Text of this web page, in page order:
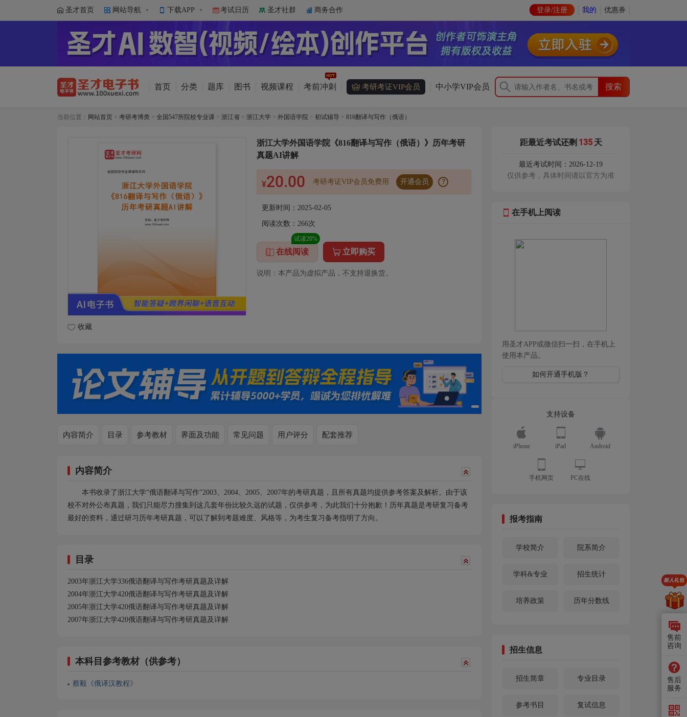
圣才首页 网站导航 下载APP 考试日历 圣才社群 商务合作 登录/注册 我的 优惠券
首页 分类 题库 图书 视频课程 考前冲刺 考研考证VIP会员 中小学VIP会员
当前位置： 网站首页 > 考研考博类 > 全国547所院校专业课 > 浙江省 > 浙江大学 > 外国语学院 > 初试辅导 > 816翻译与写作（俄语）
收藏
浙江大学外国语学院《816翻译与写作（俄语）》历年考研
真题AI讲解
¥20.00 考研考证VIP会员免费用 开通会员 ?
更新时间：2025-02-05
阅读次数： 266次
在线阅读
试读20%
立即购买
说明：本产品为虚拟产品，不支持退换货。
内容简介 目录 参考教材 界面及功能 常见问题 用户评分 配套推荐
内容简介
本书收录了浙江大学“俄语翻译与写作”2003、2004、2005、2007年的考研真题，且所有真题均提供参考答案及解析。由于该
校不对外公布真题，我们只能尽力搜集到这几套年份比较久远的试题，仅供参考，为此我们十分抱歉！历年真题是考研复习备考
最好的资料，通过研习历年考研真题，可以了解到考题难度、风格等，为考生复习备考指明了方向。
目录
2003年浙江大学336俄语翻译与写作考研真题及详解
2004年浙江大学420俄语翻译与写作考研真题及详解
2005年浙江大学420俄语翻译与写作考研真题及详解
2007年浙江大学420俄语翻译与写作考研真题及详解
本科目参考教材（供参考）
蔡毅《俄译汉教程》
距最近考试还剩 135 天
最近考试时间：2026-12-19
仅供参考，具体时间请以官方为准
在手机上阅读
用圣才APP或微信扫一扫，在手机上
使用本产品。
如何开通手机版？
支持设备
iPhone iPad Android
手机网页 PC在线
报考指南
学校简介 院系简介
学科&专业 招生统计
培养政策 历年分数线
招生信息
招生简章 专业目录
参考书目 复试信息
售前
咨询
售后
服务